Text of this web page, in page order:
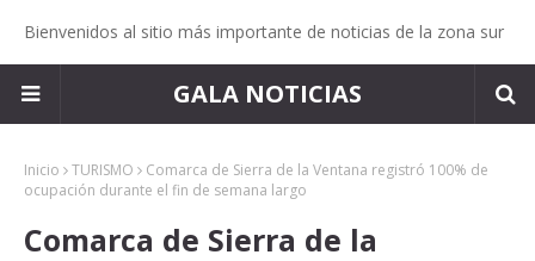
Bienvenidos al sitio más importante de noticias de la zona sur
GALA NOTICIAS
Inicio TURISMO
Comarca de Sierra de la Ventana registró 100% de
ocupación durante el fin de semana largo
Comarca de Sierra de la